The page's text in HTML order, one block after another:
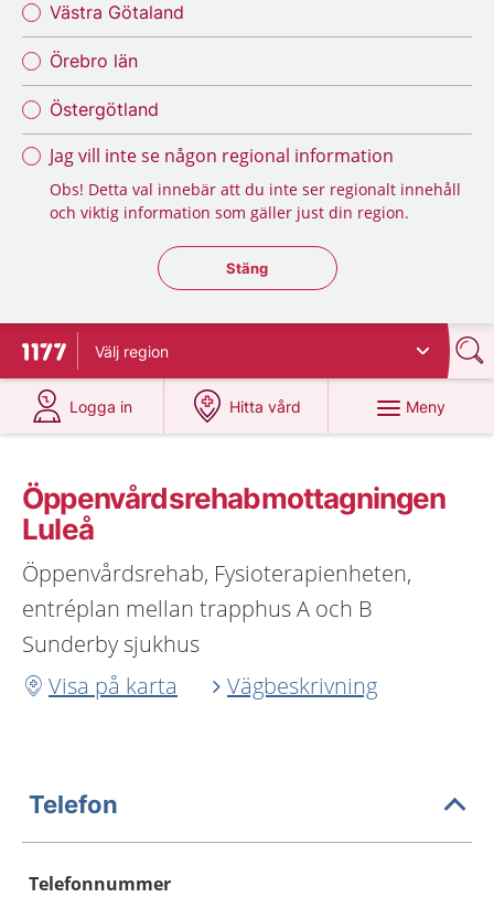
Västra Götaland
Örebro län
Östergötland
Jag vill inte se någon regional information
Obs! Detta val innebär att du inte ser regionalt innehåll
och viktig information som gäller just din region.
Stäng regionsväljaren
Stäng
Till startsidan för 1177
Välj region
Logga in
på 1177.se
Hitta vård
på 1177.se
Meny
Öppenvårdsrehabmottagningen
Luleå
Öppenvårdsrehab, Fysioterapienheten,
entréplan mellan trapphus A och B
Sunderby sjukhus
Visa på karta
Vägbeskrivning
Telefon
Telefonnummer